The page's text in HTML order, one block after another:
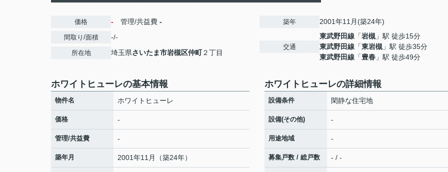
価格 - 管理/共益費 -
間取り/面積 -/-
所在地 埼玉県さいたま市岩槻区仲町２丁目
築年 2001年11月(築24年)
交通
東武野田線 「岩槻 」駅 徒歩15分
東武野田線 「東岩槻 」駅 徒歩35分
東武野田線 「豊春 」駅 徒歩49分
ホワイトヒューレの基本情報
物件名 ホワイトヒューレ
価格 -
管理/共益費 -
築年月 2001年11月（築24年）
ホワイトヒューレの詳細情報
設備条件 閑静な住宅地
設備(その他) -
用途地域 -
募集戸数 / 総戸数 - / -